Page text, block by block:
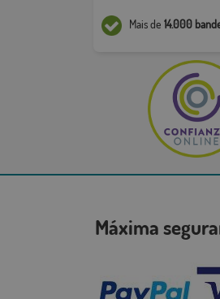
Mais de 14.000
Máxima